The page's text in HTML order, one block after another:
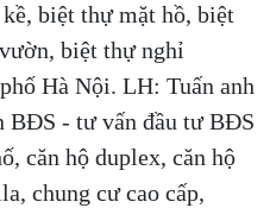
biệt thự mặt hồ, biệt
biệt thự nghỉ
Hà Nội. LH: Tuấn anh
BĐS - tư vấn đầu tư BĐS
căn hộ duplex, căn hộ
chung cư cao cấp,